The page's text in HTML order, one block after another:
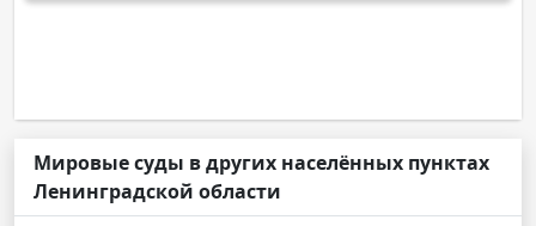
Мировые суды в других населённых пунктах
Ленинградской области